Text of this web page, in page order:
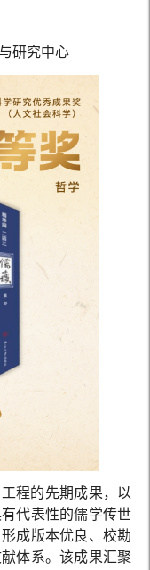
研究中心
程的先期成果，以
代表性的儒学传世
成版本优良、校勘
体系。该成果汇聚